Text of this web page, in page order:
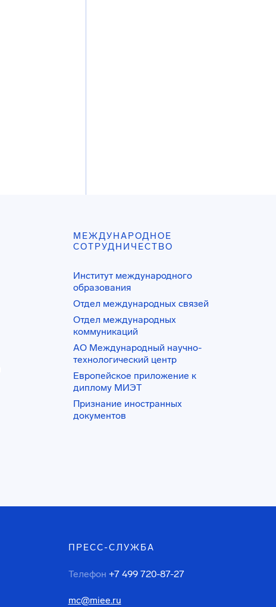
МЕЖДУНАРОДНОЕ
СОТРУДНИЧЕСТВО
Институт международного
образования
Отдел международных связей
Отдел международных
коммуникаций
АО Международный научно-
технологический центр
Европейское приложение к
диплому МИЭТ
Признание иностранных
документов
ПРЕСС-СЛУЖБА
Телефон +7 499 720-87-27
mc@miee.ru